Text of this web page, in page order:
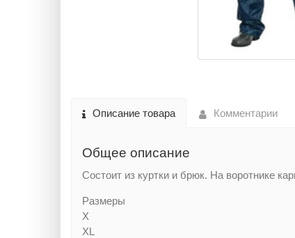
Описание товара Комментарии
Общее описание
Состоит из куртки и брюк. На воротнике
Размеры
X
XL